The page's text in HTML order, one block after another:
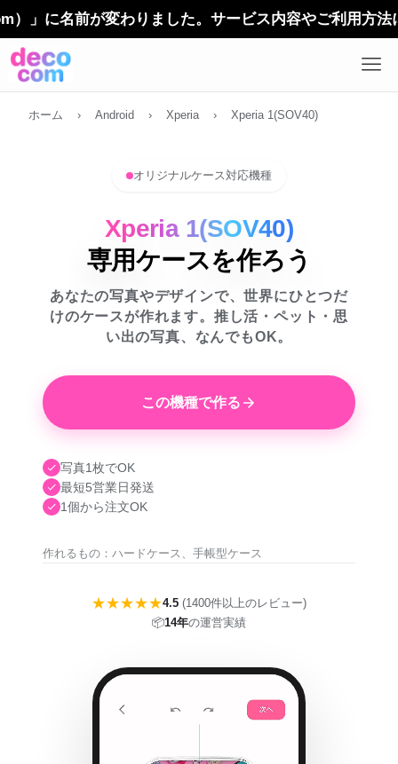
前が変わりました。サービス内容やご利用方法に変更は
ホーム › Android › Xperia › Xperia 1(SOV40)
オリジナルケース対応機種
Xperia 1(SOV40)
専用ケースを作ろう
あなたの写真やデザインで、世界にひとつだ
けのケースが作れます。推し活・ペット・思
い出の写真、なんでもOK。
この機種で作る
写真1枚でOK
最短5営業日発送
1個から注文OK
作れるもの：ハードケース、手帳型ケース
★★★★★4.5 (1400件以上のレビュー)
📦14年の運営実績